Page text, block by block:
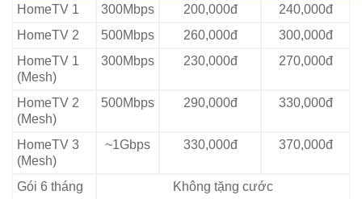
HomeTV 1
300Mbps 200,000đ
240,000đ
HomeTV 2
500Mbps 260,000đ
300,000đ
HomeTV 1
(Mesh)
300Mbps 230,000đ 270,000đ
HomeTV 2
(Mesh)
500Mbps 290,000đ 330,000đ
HomeTV 3
(Mesh)
~1Gbps 330,000đ 370,000đ
Gói 6 tháng Không tặng cước